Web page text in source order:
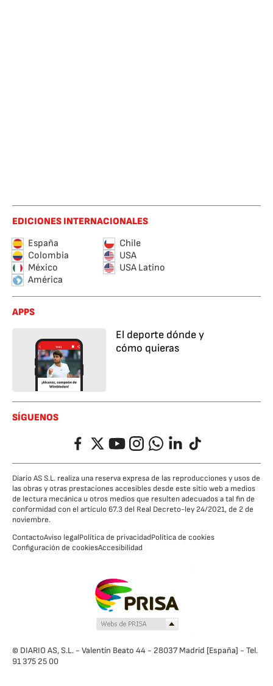
EDICIONES INTERNACIONALES
España
Chile
Colombia
USA
México
USA Latino
América
APPS
El deporte dónde y
cómo quieras
SÍGUENOS
FacebookTwitterYouTubeInstagramWhatsappLinkedIn
TikTok
Diario AS S.L. realiza una reserva expresa de las reproducciones y usos de
las obras y otras prestaciones accesibles desde este sitio web a medios
de lectura mecánica u otros medios que resulten adecuados a tal fin de
conformidad con el artículo 67.3 del Real Decreto-ley 24/2021, de 2 de
noviembre.
ContactoAviso legalPolítica de privacidadPolítica de cookies
Configuración de cookiesAccesibilidad
© DIARIO AS, S.L. - Valentín Beato 44 - 28037 Madrid [España] - Tel.
91 375 25 00